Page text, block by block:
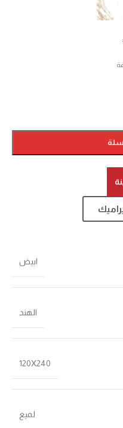
ابيض
الهند
120X240
لميع